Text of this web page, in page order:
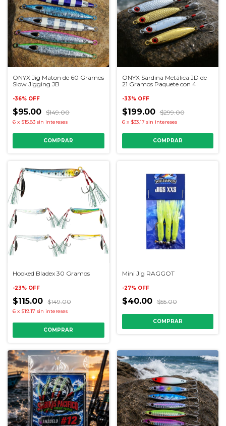
ONYX Jig Maton de 60 Gramos
Slow Jigging JB
-36% OFF
$95.00 $149.00
6 x $15.83 sin intereses
COMPRAR
ONYX Sardina Metálica JD de
21 Gramos Paquete con 4
-33% OFF
$199.00 $299.00
6 x $33.17 sin intereses
Hooked Bladex 30 Gramos
-23% OFF
$115.00 $149.00
6 x $19.17 sin intereses
COMPRAR
Mini Jig RAGGOT
-27% OFF
$40.00 $55.00
COMPRAR